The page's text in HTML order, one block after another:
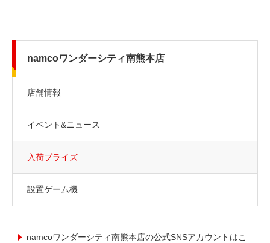
namcoワンダーシティ南熊本店
店舗情報
イベント&ニュース
入荷プライズ
設置ゲーム機
namcoワンダーシティ南熊本店の公式SNSアカウントはこ